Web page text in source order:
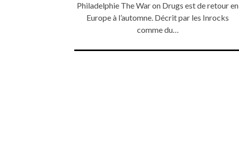
Philadelphie The War on Drugs est de retour en
Europe à l’automne. Décrit par les Inrocks
comme du…